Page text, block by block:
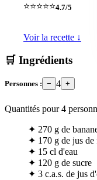
⭐⭐⭐⭐⭐4.7/5
Voir la recette ↓
🛒 Ingrédients
Personnes : − 4 +
Quantités pour4
✦ 270 g de
✦ 170 g de jus
✦ 15 cl d'eau
✦ 120 g de sucre
✦ 3 c.a.s. de jus